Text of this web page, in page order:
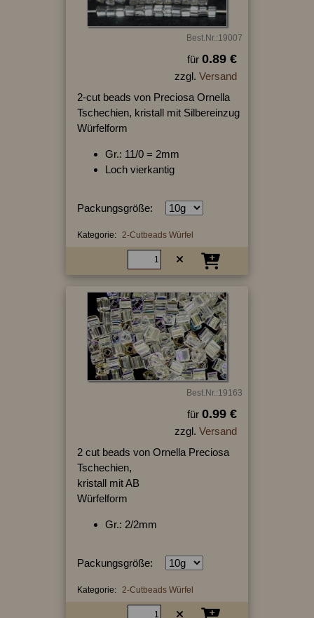
Best.Nr.:19007
für 0.89 €
zzgl. Versand
2-cut beads von Preciosa Ornella
Tschechien, kristall mit Silbereinzug
Würfelform
Gr.: 11/0 = 2mm
Loch vierkantig
Packungsgröße:
Kategorie: 2-Cutbeads Würfel
Best.Nr.:19163
für 0.99 €
zzgl. Versand
2 cut beads von Ornella Preciosa
Tschechien,
kristall mit AB
Würfelform
Gr.: 2/2mm
Packungsgröße:
Kategorie: 2-Cutbeads Würfel